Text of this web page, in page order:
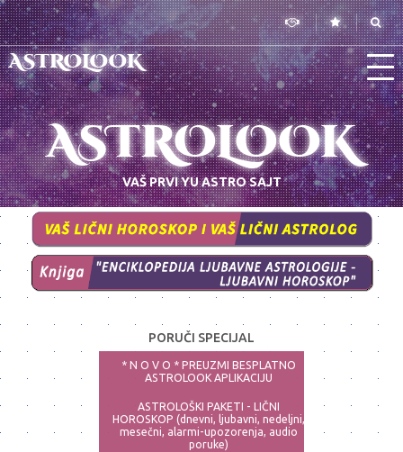
ASTROLOOK
ASTROLOOK
VAŠ PRVI YU ASTRO SAJT
PORUČI SPECIJAL
* N O V O * PREUZMI BESPLATNO
ASTROLOOK APLIKACIJU
ASTROLOŠKI PAKETI - LIČNI
HOROSKOP (dnevni, ljubavni, nedeljni,
mesečni, alarmi-upozorenja, audio
poruke)